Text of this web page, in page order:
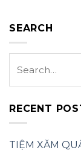
SEARCH
RECENT
TIỆM XĂM